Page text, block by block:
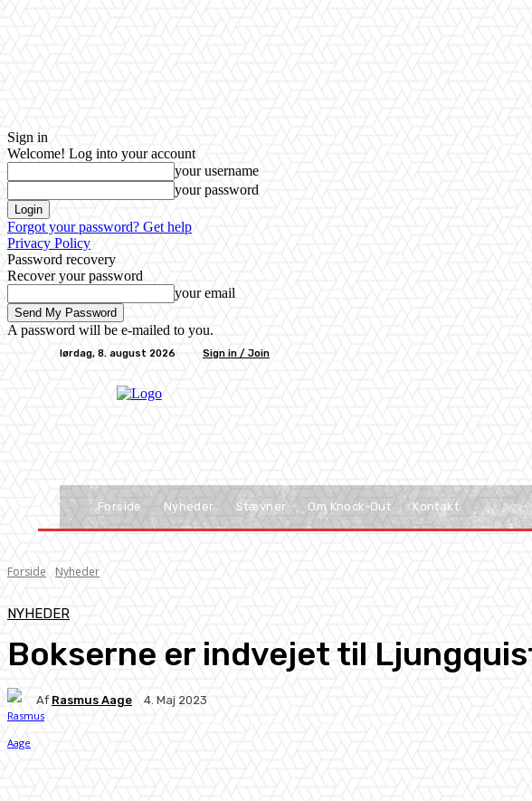
Sign in
Welcome! Log into your account
your username
your password
Forgot your password? Get help
Privacy Policy
Password recovery
Recover your password
your email
A password will be e-mailed to you.
lørdag, 8. august 2026 Sign in / Join
Forside Nyheder Stævner Om Knock-Out Kontakt
Forside Nyheder
NYHEDER
Bokserne er indvejet til
Af Rasmus Aage 4. Maj 2023